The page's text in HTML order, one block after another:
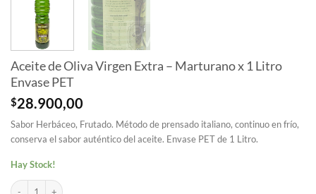
Aceite de Oliva Virgen Extra – Marturano x 1 Litro
Envase PET
$28.900,00
Sabor Herbáceo, Frutado. Método de prensado italiano, continuo en frío,
conserva el sabor auténtico del aceite. Envase PET de 1 Litro.
Hay Stock!
Aceite de Oliva Virgen Extra - Marturano x 1 Litro Envase PET cantidad